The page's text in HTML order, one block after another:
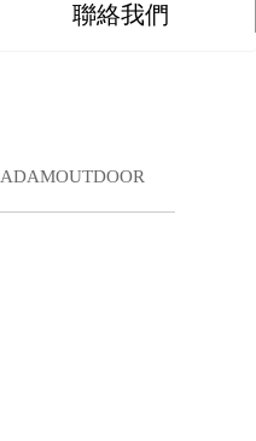
聯絡我們
ADAMOUTDOOR